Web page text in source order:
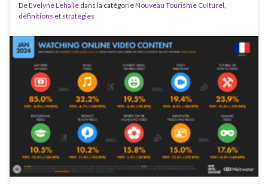
DeEvelyne Lehalle dans la catégorieNouveau Tourisme Culturel,
définitions et stratégies